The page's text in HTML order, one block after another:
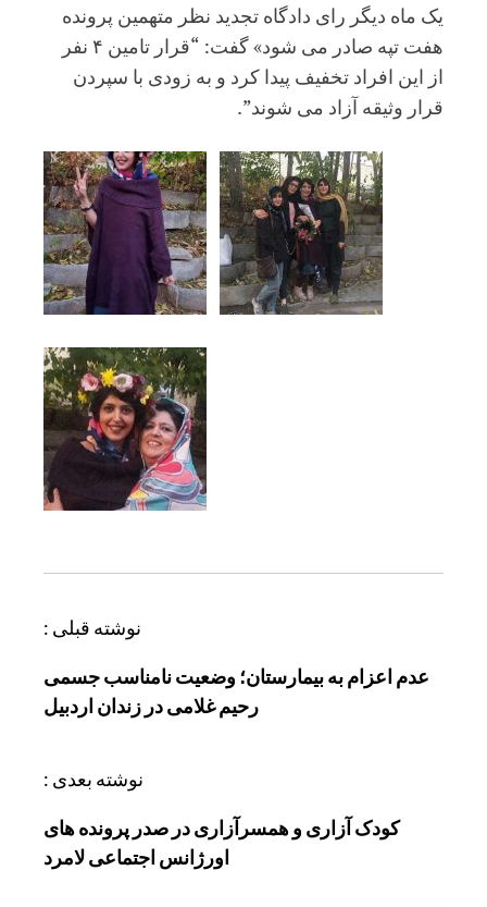
یک ماه دیگر رای دادگاه تجدید نظر متهمین پرونده
هفت تپه صادر می شود» گفت: “قرار تامین ۴ نفر
از این افراد تخفیف پیدا کرد و به زودی با سپردن
قرار وثیقه آزاد می شوند”.
نوشته قبلی :
عدم اعزام به بیمارستان؛ وضعیت نامناسب جسمی
رحیم غلامی در زندان اردبیل
نوشته بعدی :
کودک آزاری و همسرآزاری در صدر پرونده های
اورژانس اجتماعی لامرد